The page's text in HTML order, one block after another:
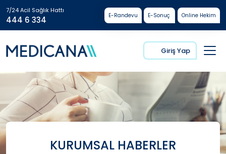
7/24 Acil Sağlık Hattı
444 6 334 E-Randevu E-Sonuç Online Hekim
Giriş Yap
KURUMSAL HABERLER